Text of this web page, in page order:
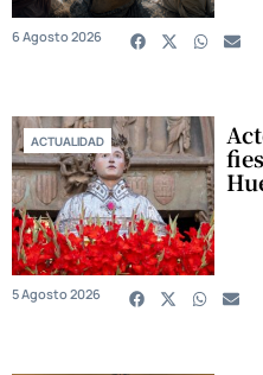
6 Agosto 2026
ACTUALIDAD
5 Agosto 2026